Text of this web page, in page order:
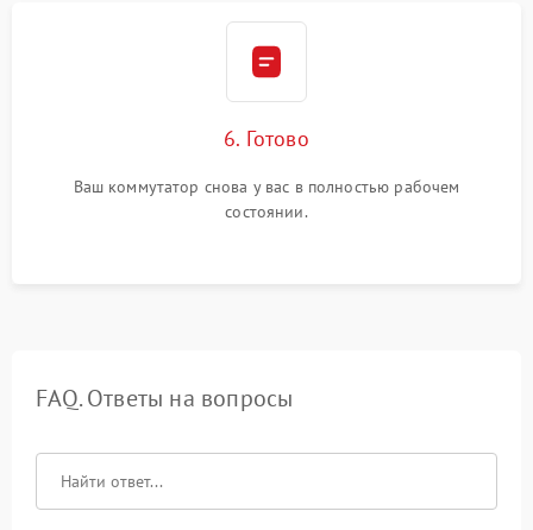
6. Готово
Ваш коммутатор снова у вас в полностью рабочем
состоянии.
FAQ. Ответы на вопросы